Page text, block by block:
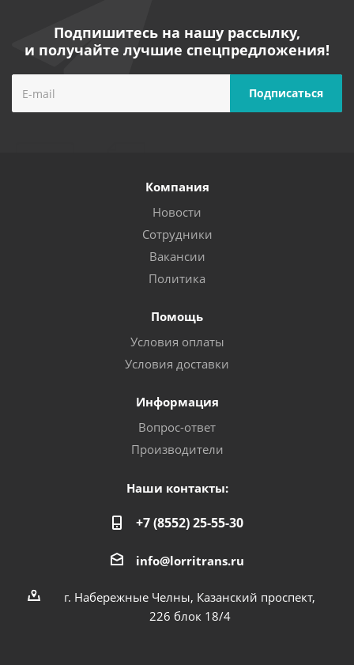
Подпишитесь на нашу рассылку,
и получайте лучшие спецпредложения!
Компания
Новости
Сотрудники
Вакансии
Политика
Помощь
Условия оплаты
Условия доставки
Информация
Вопрос-ответ
Производители
Наши контакты:
+7 (8552) 25-55-30
info@lorritrans.ru
г. Набережные Челны, Казанский проспект,
226 блок 18/4